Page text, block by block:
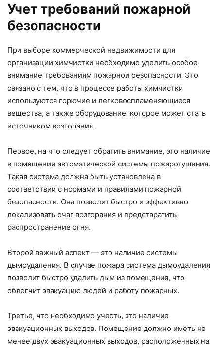
Учет требований пожарной
безопасности
При выборе коммерческой недвижимости для
организации химчистки необходимо уделить особое
внимание требованиям пожарной безопасности. Это
связано с тем, что в процессе работы химчистки
используются горючие и легковоспламеняющиеся
вещества, а также оборудование, которое может стать
источником возгорания.
Первое, на что следует обратить внимание, это наличие
в помещении автоматической системы пожаротушения.
Такая система должна быть установлена в
соответствии с нормами и правилами пожарной
безопасности. Она позволит быстро и эффективно
локализовать очаг возгорания и предотвратить
распространение огня.
Второй важный аспект — это наличие системы
дымоудаления. В случае пожара система дымоудаления
позволит быстро удалить дым из помещения, что
облегчит эвакуацию людей и работу пожарных.
Третье, что необходимо учесть, это наличие
эвакуационных выходов. Помещение должно иметь не
менее двух эвакуационных выходов, расположенных на